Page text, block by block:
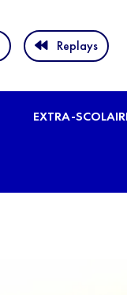
Replays
EXTRA-